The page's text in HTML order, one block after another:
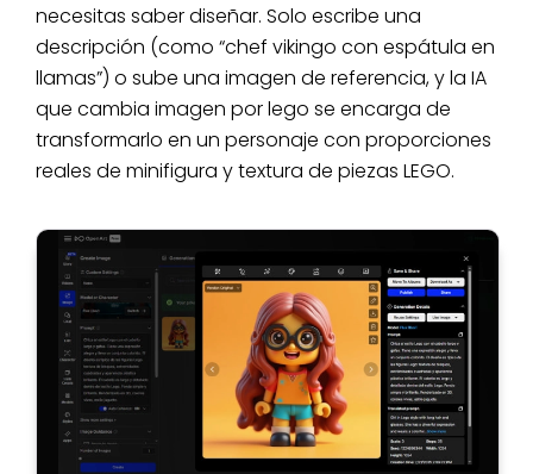
necesitas saber diseñar. Solo escribe una
descripción (como “chef vikingo con espátula en
llamas”) o sube una imagen de referencia, y la IA
que cambia imagen por lego se encarga de
transformarlo en un personaje con proporciones
reales de minifigura y textura de piezas LEGO.